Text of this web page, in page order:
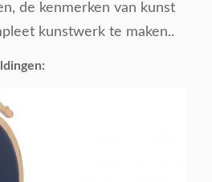
de kenmerken van kunst
kunstwerk te maken..